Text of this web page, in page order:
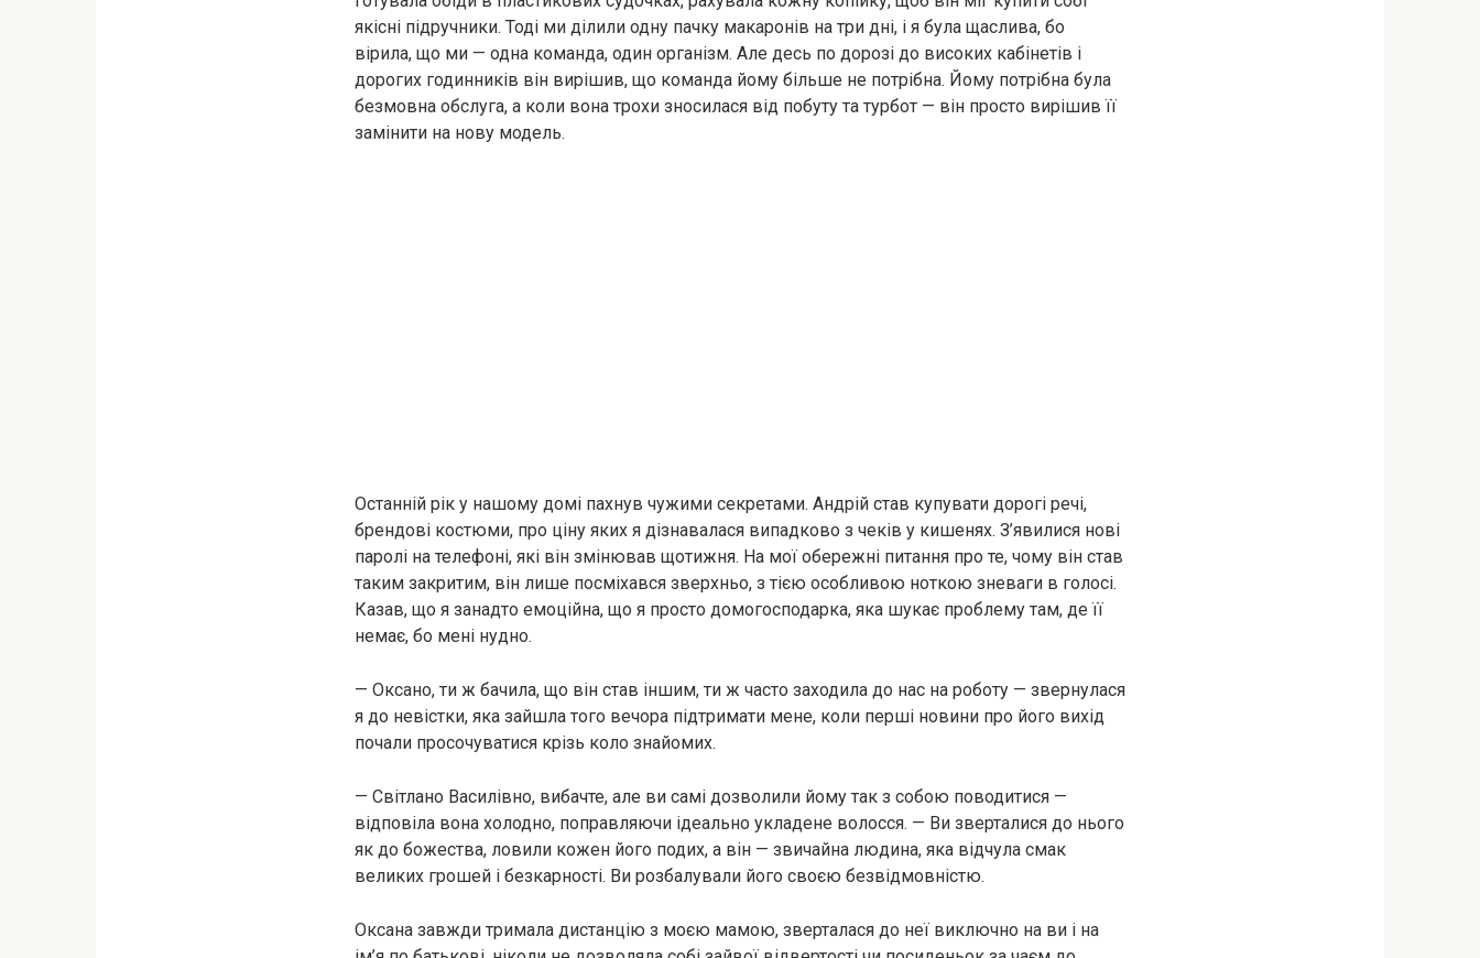
якісні підручники. Тоді ми ділили одну пачку макаронів на три дні, і я була щаслива, бо
вірила, що ми — одна команда, один організм. Але десь по дорозі до високих кабінетів і
дорогих годинників він вирішив, що команда йому більше не потрібна. Йому потрібна була
безмовна обслуга, а коли вона трохи зносилася від побуту та турбот — він просто вирішив її
замінити на нову модель.
Останній рік у нашому домі пахнув чужими секретами. Андрій став купувати дорогі речі,
брендові костюми, про ціну яких я дізнавалася випадково з чеків у кишенях. З’явилися нові
паролі на телефоні, які він змінював щотижня. На мої обережні питання про те, чому він став
таким закритим, він лише посміхався зверхньо, з тією особливою ноткою зневаги в голосі.
Казав, що я занадто емоційна, що я просто домогосподарка, яка шукає проблему там, де її
немає, бо мені нудно.
— Оксано, ти ж бачила, що він став іншим, ти ж часто заходила до нас на роботу — звернулася
я до невістки, яка зайшла того вечора підтримати мене, коли перші новини про його вихід
почали просочуватися крізь коло знайомих.
— Світлано Василівно, вибачте, але ви самі дозволили йому так з собою поводитися —
відповіла вона холодно, поправляючи ідеально укладене волосся. — Ви зверталися до нього
як до божества, ловили кожен його подих, а він — звичайна людина, яка відчула смак
великих грошей і безкарності. Ви розбалували його своєю безвідмовністю.
Оксана завжди тримала дистанцію з моєю мамою, зверталася до неї виключно на ви і на